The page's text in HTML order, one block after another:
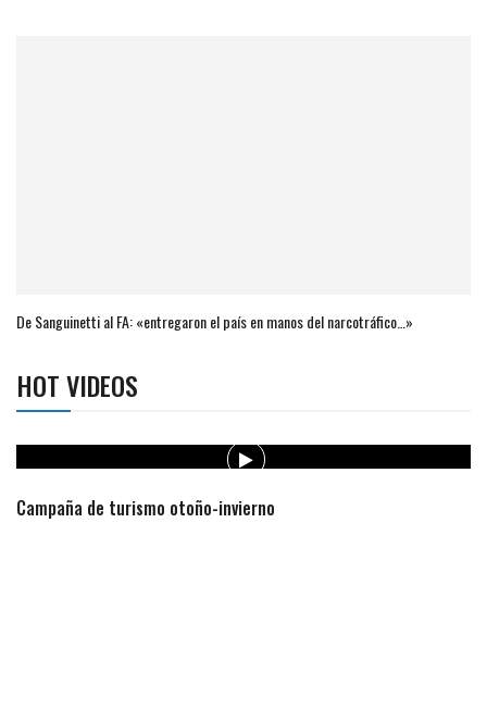
De Sanguinetti al FA: «entregaron el país en manos del narcotráfico…»
HOT VIDEOS
Campaña de turismo otoño-invierno